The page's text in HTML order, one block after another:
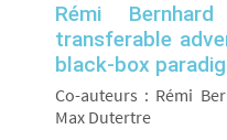
Rémi
transferable
black-box
Co-auteurs : Rémi
Max Dutertre